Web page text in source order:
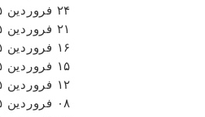
۲۴ فروردین ۱۴۰۵
۲۱ فروردین ۱۴۰۵
۱۶ فروردین ۱۴۰۵
۱۵ فروردین ۱۴۰۵
۱۲ فروردین ۱۴۰۵
۰۸ فروردین ۱۴۰۵